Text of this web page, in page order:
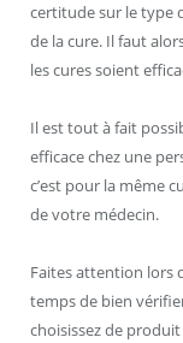
certitude sur le type
de la cure. Il faut
les cures soient
Il est tout à fait
efficace chez une
c’est pour la même
de votre médecin.
Faites attention lors
temps de bien
choisissez de